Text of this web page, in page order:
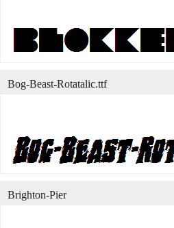
Bog-Beast-Rotatalic.ttf
Brighton-Pier